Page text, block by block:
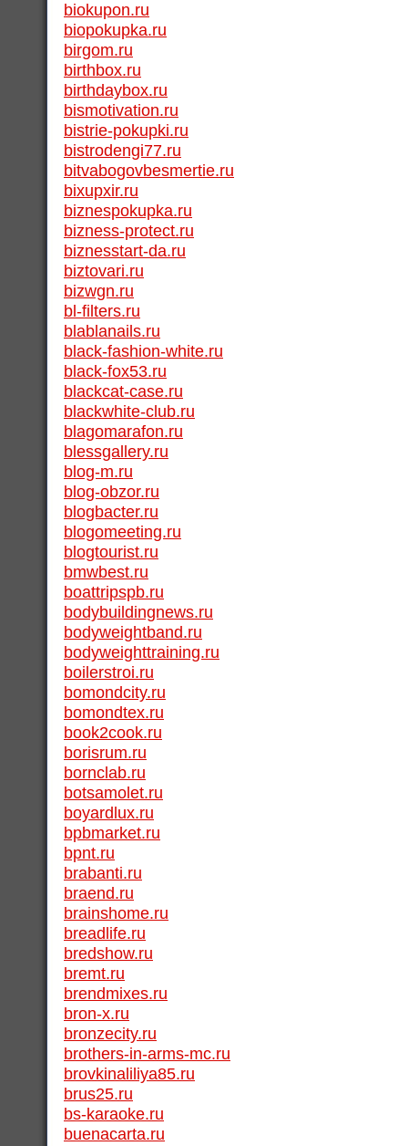
biokupon.ru
biopokupka.ru
birgom.ru
birthbox.ru
birthdaybox.ru
bismotivation.ru
bistrie-pokupki.ru
bistrodengi77.ru
bitvabogovbesmertie.ru
bixupxir.ru
biznespokupka.ru
bizness-protect.ru
biznesstart-da.ru
biztovari.ru
bizwgn.ru
bl-filters.ru
blablanails.ru
black-fashion-white.ru
black-fox53.ru
blackcat-case.ru
blackwhite-club.ru
blagomarafon.ru
blessgallery.ru
blog-m.ru
blog-obzor.ru
blogbacter.ru
blogomeeting.ru
blogtourist.ru
bmwbest.ru
boattripspb.ru
bodybuildingnews.ru
bodyweightband.ru
bodyweighttraining.ru
boilerstroi.ru
bomondcity.ru
bomondtex.ru
book2cook.ru
borisrum.ru
bornclab.ru
botsamolet.ru
boyardlux.ru
bpbmarket.ru
bpnt.ru
brabanti.ru
braend.ru
brainshome.ru
breadlife.ru
bredshow.ru
bremt.ru
brendmixes.ru
bron-x.ru
bronzecity.ru
brothers-in-arms-mc.ru
brovkinaliliya85.ru
brus25.ru
bs-karaoke.ru
buenacarta.ru